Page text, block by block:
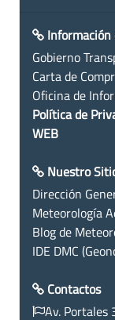
Gobierno
Carta de
Oficina de
Política de
WEB
Nuestro
Dirección
Meteorología
Blog de
IDE DMC
Contactos
Av. Portales